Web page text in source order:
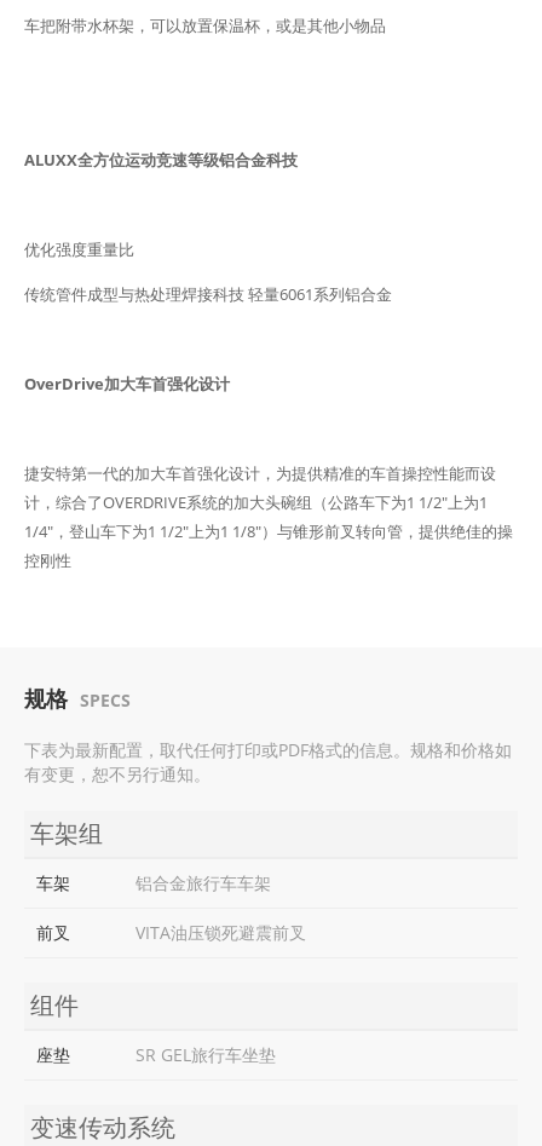
车把附带水杯架，可以放置保温杯，或是其他小物品
ALUXX全方位运动竞速等级铝合金科技
优化强度重量比
传统管件成型与热处理焊接科技 轻量6061系列铝合金
OverDrive加大车首强化设计
捷安特第一代的加大车首强化设计，为提供精准的车首操控性能而设
计，综合了OVERDRIVE系统的加大头碗组（公路车下为1 1/2"上为1
1/4"，登山车下为1 1/2"上为1 1/8"）与锥形前叉转向管，提供绝佳的操
控刚性
规格 SPECS
下表为最新配置，取代任何打印或PDF格式的信息。规格和价格如
有变更，恕不另行通知。
车架组
车架 铝合金旅行车车架
前叉 VITA油压锁死避震前叉
组件
座垫 SR GEL旅行车坐垫
变速传动系统